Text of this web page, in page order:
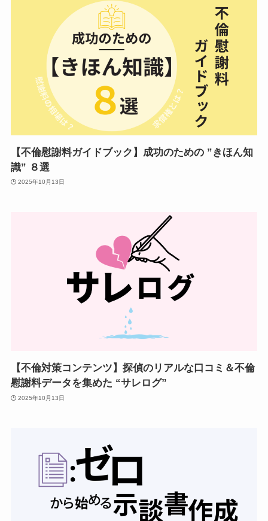
【不倫慰謝料ガイドブック】成功のための ”きほん知
識” ８選
2025年10月13日
【不倫対策コンテンツ】探偵のリアルな口コミ＆不倫
慰謝料データを集めた “サレログ”
2025年10月13日